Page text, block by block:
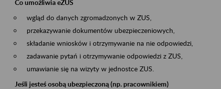
Co umożliwia eZUS
wgląd do danych zgromadzonych w ZUS,
przekazywanie dokumentów ubezpieczeniowych,
składanie wniosków i otrzymywanie na nie odpowiedzi,
zadawanie pytań i otrzymywanie odpowiedzi z ZUS,
umawianie się na wizyty w jednostce ZUS.
Jeśli jesteś osobą ubezpieczoną (np. pracownikiem)